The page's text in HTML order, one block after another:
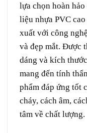
lựa chọn hoàn
liệu nhựa PVC
xuất với công
và đẹp mắt. Được
dáng và kích
mang đến tính
phẩm đáp ứng tốt
cháy, cách âm,
tâm về chất lượng.